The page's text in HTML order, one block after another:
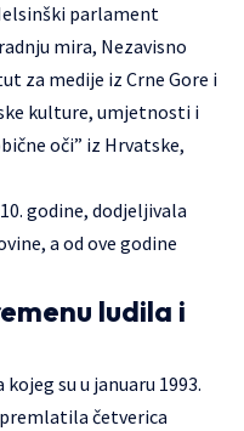
parlament
mira, Nezavisno
za medije iz Crne Gore i
kulture, umjetnosti i
oči” iz Hrvatske,
godine, dodjeljivala
a od ove godine
ludila i
su u januaru 1993.
četverica